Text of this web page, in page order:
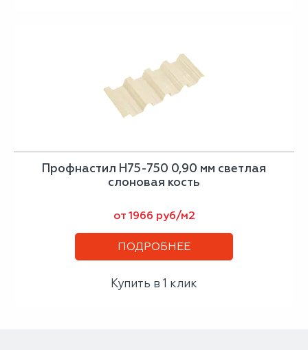
Профнастил Н75-750 0,90 мм светлая
слоновая кость
от 1966 руб/м2
ПОДРОБНЕЕ
Купить в 1 клик